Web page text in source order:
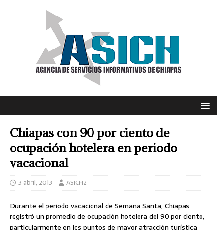
Chiapas con 90 por ciento de
ocupación hotelera en periodo
vacacional
3 abril, 2013 ASICH2
Durante el periodo vacacional de Semana Santa, Chiapas
registró un promedio de ocupación hotelera del 90 por ciento,
particularmente en los puntos de mayor atracción turística